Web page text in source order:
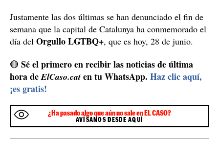
Justamente las dos últimas se han denunciado el fin de
semana que la capital de Catalunya ha conmemorado el
día del Orgullo LGTBQ+, que es hoy, 28 de junio.
🔴 Sé el primero en recibir las noticias de última
hora deElCaso.cat en tu WhatsApp. Haz clic aquí,
¡es gratis!
¿Ha pasado algo que aún no sale en EL CASO?
AVÍSANOS DESDE AQUÍ